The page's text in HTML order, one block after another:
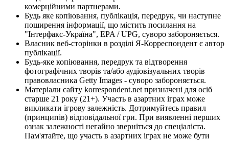
комерційними партнерами.
Будь яке копіювання, публікація, передрук, чи наступне
поширення інформації, що містить посилання на
"Інтерфакс-Україна", EPA / UPG, суворо забороняється.
Власник веб-сторінки в розділі Я-Корреспондент є автор
публікації.
Будь-яке копіювання, передрук та відтворення
фотографічних творів та/або аудіовізуальних творів
правовласника Getty Images - суворо забороняється.
Матеріали сайту korrespondent.net призначені для осіб
старше 21 року (21+). Участь в азартних іграх може
викликати ігрову залежність. Дотримуйтесь правил
(принципів) відповідальної гри. При виявленні перших
ознак залежності негайно зверніться до спеціаліста.
Пам'ятайте, що участь в азартних іграх не може бути